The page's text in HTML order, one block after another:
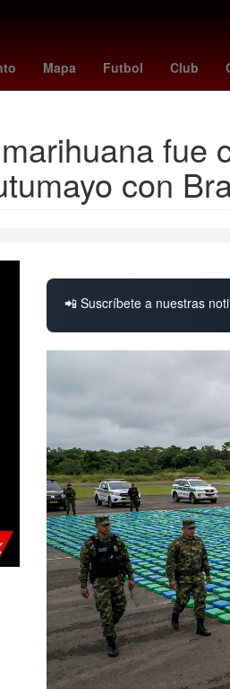
Mapa Futbol Club
Ezra Miller cyclospora Rosario
fue
con
📲 Suscríbete a nuestras